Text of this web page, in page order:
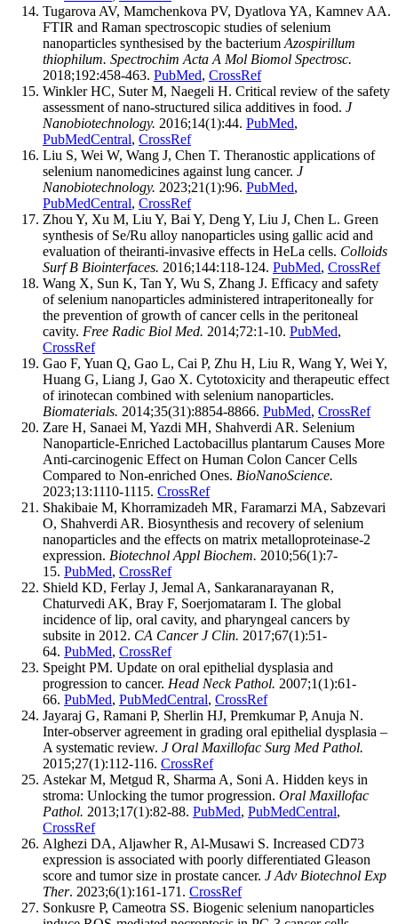
Tugarova AV, Mamchenkova PV, Dyatlova YA, Kamnev AA.
FTIR and Raman spectroscopic studies of selenium
nanoparticles synthesised by the bacterium Azospirillum
thiophilum. Spectrochim Acta A Mol Biomol Spectrosc.
2018;192:458-463. PubMed, CrossRef
Winkler HC, Suter M, Naegeli H. Critical review of the safety
assessment of nano-structured silica additives in food. J
Nanobiotechnology. 2016;14(1):44. PubMed,
PubMedCentral, CrossRef
Liu S, Wei W, Wang J, Chen T. Theranostic applications of
selenium nanomedicines against lung cancer. J
Nanobiotechnology. 2023;21(1):96. PubMed,
PubMedCentral, CrossRef
Zhou Y, Xu M, Liu Y, Bai Y, Deng Y, Liu J, Chen L. Green
synthesis of Se/Ru alloy nanoparticles using gallic acid and
evaluation of theiranti-invasive effects in HeLa cells. Colloids
Surf B Biointerfaces. 2016;144:118-124. PubMed, CrossRef
Wang X, Sun K, Tan Y, Wu S, Zhang J. Efficacy and safety
of selenium nanoparticles administered intraperitoneally for
the prevention of growth of cancer cells in the peritoneal
cavity. Free Radic Biol Med. 2014;72:1-10. PubMed,
CrossRef
Gao F, Yuan Q, Gao L, Cai P, Zhu H, Liu R, Wang Y, Wei Y,
Huang G, Liang J, Gao X. Cytotoxicity and therapeutic effect
of irinotecan combined with selenium nanoparticles.
Biomaterials. 2014;35(31):8854-8866. PubMed, CrossRef
Zare H, Sanaei M, Yazdi MH, Shahverdi AR. Selenium
Nanoparticle-Enriched Lactobacillus plantarum Causes More
Anti-carcinogenic Effect on Human Colon Cancer Cells
Compared to Non-enriched Ones. BioNanoScience.
2023;13:1110-1115. CrossRef
Shakibaie M, Khorramizadeh MR, Faramarzi MA, Sabzevari
O, Shahverdi AR. Biosynthesis and recovery of selenium
nanoparticles and the effects on matrix metalloproteinase-2
expression. Biotechnol Appl Biochem. 2010;56(1):7-
15. PubMed, CrossRef
Shield KD, Ferlay J, Jemal A, Sankaranarayanan R,
Chaturvedi AK, Bray F, Soerjomataram I. The global
incidence of lip, oral cavity, and pharyngeal cancers by
subsite in 2012. CA Cancer J Clin. 2017;67(1):51-
64. PubMed, CrossRef
Speight PM. Update on oral epithelial dysplasia and
progression to cancer. Head Neck Pathol. 2007;1(1):61-
66. PubMed, PubMedCentral, CrossRef
Jayaraj G, Ramani P, Sherlin HJ, Premkumar P, Anuja N.
Inter-observer agreement in grading oral epithelial dysplasia –
A systematic review. J Oral Maxillofac Surg Med Pathol.
2015;27(1):112-116. CrossRef
Astekar M, Metgud R, Sharma A, Soni A. Hidden keys in
stroma: Unlocking the tumor progression. Oral Maxillofac
Pathol. 2013;17(1):82-88. PubMed, PubMedCentral,
CrossRef
Alghezi DA, Aljawher R, Al-Musawi S. Increased CD73
expression is associated with poorly differentiated Gleason
score and tumor size in prostate cancer. J Adv Biotechnol Exp
Ther. 2023;6(1):161-171. CrossRef
Sonkusre P, Cameotra SS. Biogenic selenium nanoparticles